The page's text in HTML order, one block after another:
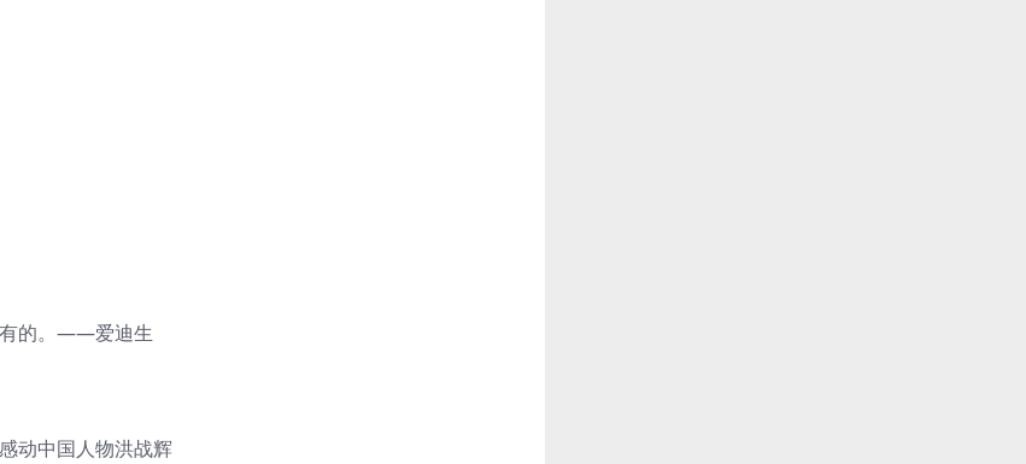
有的。——爱迪生
动中国人物洪战辉